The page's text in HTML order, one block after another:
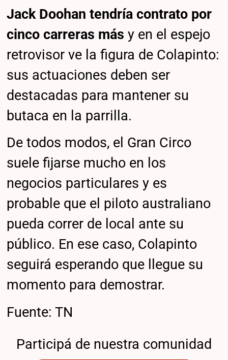
Jack Doohan tendría contrato por
cinco carreras másy en el espejo
retrovisor ve la figura de Colapinto:
sus actuaciones deben ser
destacadas para mantener su
butaca en la parrilla.
De todos modos, el Gran Circo
suele fijarse mucho en los
negocios particulares y es
probable que el piloto australiano
pueda correr de local ante su
público. En ese caso, Colapinto
seguirá esperando que llegue su
momento para demostrar.
Fuente: TN
Participá de nuestra comunidad